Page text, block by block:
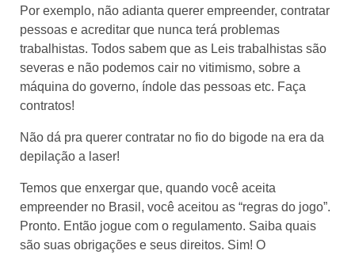
Por exemplo, não adianta querer empreender, contratar
pessoas e acreditar que nunca terá problemas
trabalhistas. Todos sabem que as Leis trabalhistas são
severas e não podemos cair no vitimismo, sobre a
máquina do governo, índole das pessoas etc. Faça
contratos!
Não dá pra querer contratar no fio do bigode na era da
depilação a laser!
Temos que enxergar que, quando você aceita
empreender no Brasil, você aceitou as “regras do jogo”.
Pronto. Então jogue com o regulamento. Saiba quais
são suas obrigações e seus direitos. Sim! O